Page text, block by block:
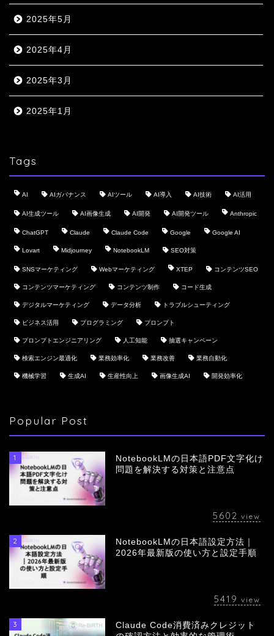
2025年5月
2025年4月
2025年3月
2025年1月
Tags
AI AIガバナンス AIツール AI導入 AI技術 AI活用
AI生成ツール AI画像生成 AI開発 AI開発ツール Anthropic
ChatGPT Claude Claude Code Google Google AI
Lovart Midjourney NotebookLM SEO対策
SNSマーケティング Webマーケティング XTEP コンテンツSEO
コンテンツマーケティング コンテンツ制作 コード生成
デジタルマーケティング データ分析 トラブルシューティング
ビジネス活用 プログラミング プロンプト
プロンプトエンジニアリング 人工知能 抽選キャンペーン
検索エンジン最適化 業務効率化 業務改善 業務自動化
機械学習 生成AI 生産性向上 画像生成AI 開発効率化
Popular Post
1
NotebookLMの日本語PDF文字化け
問題を解決する対策と注意点
5602 view
2
NotebookLMの日本語設定方法｜
2026年最新版の使い方と設定手順
5419 view
3
Claude Code消費済みクレジット
会社概要
採用情報